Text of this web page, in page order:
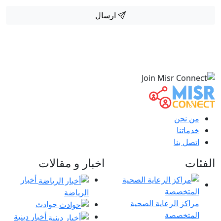
ارسال
من نحن
خدماتنا
اتصل بنا
الفئات
مراكز الرعاية الصحية
المتخصصة
اخبار و مقالات
أخبار
الرياضة
حوادث
أخبار دينية